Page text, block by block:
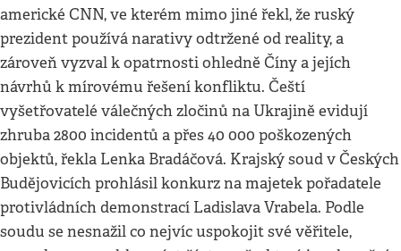
americké CNN, ve kterém mimo jiné řekl, že ruský
prezident používá narativy odtržené od reality, a
zároveň vyzval k opatrnosti ohledně Číny a jejích
návrhů k mírovému řešení konfliktu. Čeští
vyšetřovatelé válečných zločinů na Ukrajině evidují
zhruba 2800 incidentů a přes 40 000 poškozených
objektů, řekla Lenka Bradáčová. Krajský soud v Českých
Budějovicích prohlásil konkurz na majetek pořadatele
protivládních demonstrací Ladislava Vrabela. Podle
soudu se nesnažil co nejvíc uspokojit své věřitele,